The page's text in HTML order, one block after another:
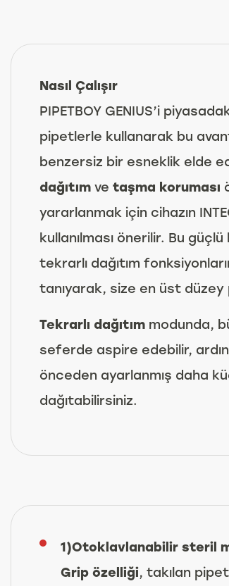
Nasıl Çalışır
PIPETBOY GENIUS’i
pipetlerle kullanarak bu
benzersiz bir esneklik elde
dağıtım ve taşma koruması
yararlanmak için cihazın
kullanılması önerilir. Bu
tekrarlı dağıtım
tanıyarak, size en üst
Tekrarlı dağıtım modunda,
seferde aspire edebilir,
önceden ayarlanmış daha
dağıtabilirsiniz.
1)Otoklavlanabilir steril
Grip özelliği, takılan